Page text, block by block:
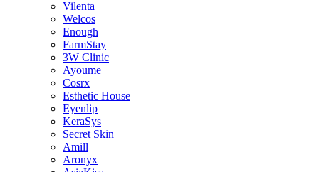
Vilenta
Welcos
Enough
FarmStay
3W Clinic
Ayoume
Cosrx
Esthetic House
Eyenlip
KeraSys
Secret Skin
Amill
Aronyx